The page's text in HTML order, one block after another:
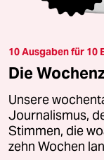
10 Ausgaben für 10
Die
Unsere
Journalismus,
Stimmen, die
zehn Wochen